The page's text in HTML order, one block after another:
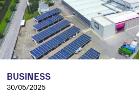
BUSINESS
30/05/2025